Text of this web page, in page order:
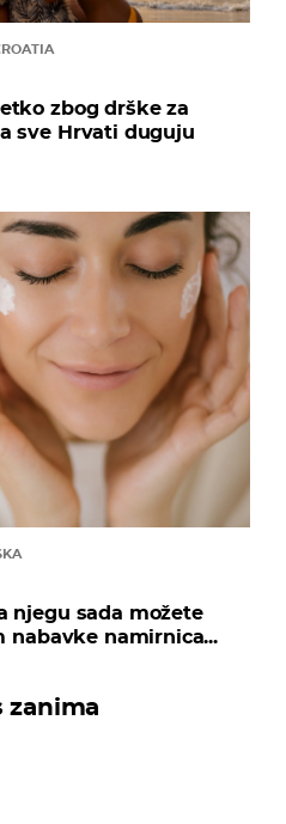
zbog drške za
sve Hrvati duguju
njegu sada možete
namirnica...
zanima